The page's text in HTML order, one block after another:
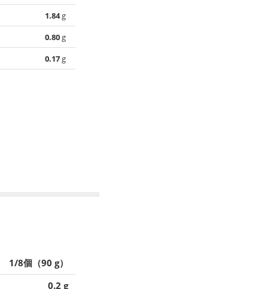
1.84g
0.80g
0.17g
1/8個（90 g）
0.2 g